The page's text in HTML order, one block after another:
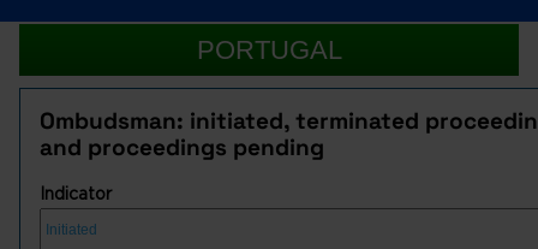
PORTUGAL
Ombudsman: initiated, terminated
and proceedings pending
Indicator